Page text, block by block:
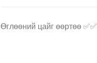
Өглөөний цайг өөртөө ✅✅